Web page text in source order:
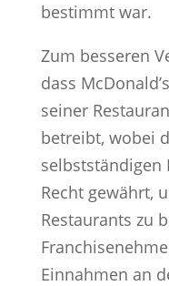
bestimmt war.
Zum besseren
dass
seiner
betreibt, wobei
selbstständigen
Recht gewährt,
Restaurants zu
Einnahmen an